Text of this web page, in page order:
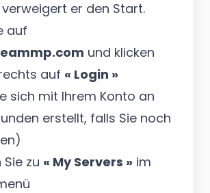
er den Start.
auf
und klicken
auf « Login »
sich mit Ihrem Konto an
erstellt, falls Sie noch
zu « My Servers » im